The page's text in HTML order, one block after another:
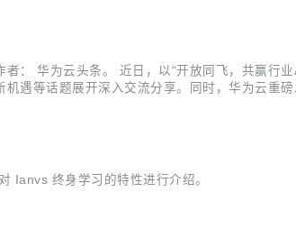
： 华为云头条。 近日，以“开放同飞，共赢行
遇等话题展开深入交流分享。同时，华为云重
Ianvs 终身学习的特性进行介绍。